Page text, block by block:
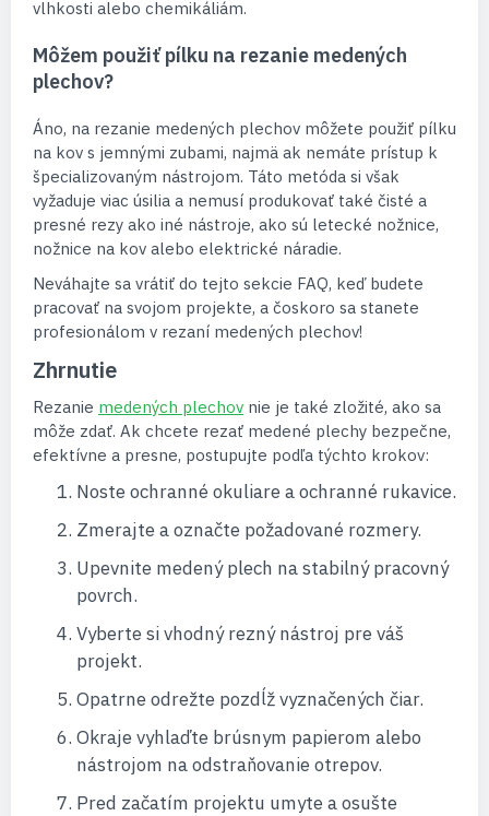
vlhkosti alebo chemikáliám.
Môžem použiť pílku na rezanie medených
plechov?
Áno, na rezanie medených plechov môžete použiť pílku
na kov s jemnými zubami, najmä ak nemáte prístup k
špecializovaným nástrojom. Táto metóda si však
vyžaduje viac úsilia a nemusí produkovať také čisté a
presné rezy ako iné nástroje, ako sú letecké nožnice,
nožnice na kov alebo elektrické náradie.
Neváhajte sa vrátiť do tejto sekcie FAQ, keď budete
pracovať na svojom projekte, a čoskoro sa stanete
profesionálom v rezaní medených plechov!
Zhrnutie
Rezanie medených plechov nie je také zložité, ako sa
môže zdať. Ak chcete rezať medené plechy bezpečne,
efektívne a presne, postupujte podľa týchto krokov:
Noste ochranné okuliare a ochranné rukavice.
Zmerajte a označte požadované rozmery.
Upevnite medený plech na stabilný pracovný
povrch.
Vyberte si vhodný rezný nástroj pre váš
projekt.
Opatrne odrežte pozdĺž vyznačených čiar.
Okraje vyhlaďte brúsnym papierom alebo
nástrojom na odstraňovanie otrepov.
Pred začatím projektu umyte a osušte